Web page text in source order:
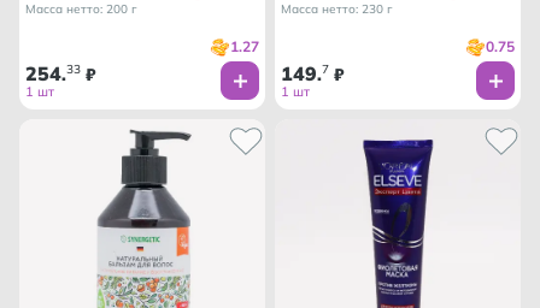
Масса нетто: 200 г
1.27
254.33 ₽
1 шт
Масса нетто: 230 г
0.75
149.7 ₽
1 шт